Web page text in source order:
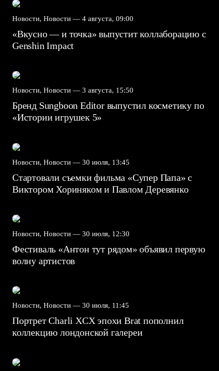
Новости, Новости — 4 августа, 09:00
«Вкусно — и точка» выпустит коллаборацию с
Genshin Impact⁠⁠
Новости, Новости — 3 августа, 15:50
Бренд Sungboon Editor выпустил косметику по
«Истории игрушек 5»
Новости, Новости — 30 июля, 13:45
Стартовали съемки фильма «Супер Папа» с
Виктором Хориняком и Павлом Деревянко
Новости, Новости — 30 июля, 12:30
Фестиваль «Антон тут рядом» объявил первую
волну артистов
Новости, Новости — 30 июля, 11:45
Портрет Charli XCX эпохи Brat пополнил
коллекцию лондонской галереи